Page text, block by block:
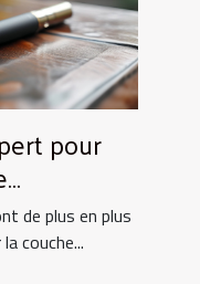
pour
de plus en plus
couche...